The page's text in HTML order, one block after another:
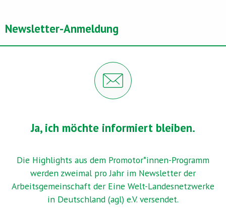
Newsletter-Anmeldung
Ja, ich möchte informiert bleiben.
Die Highlights aus dem Promotor*innen-Programm
werden zweimal pro Jahr im Newsletter der
Arbeitsgemeinschaft der Eine Welt-Landesnetzwerke
in Deutschland (agl) e.V. versendet.